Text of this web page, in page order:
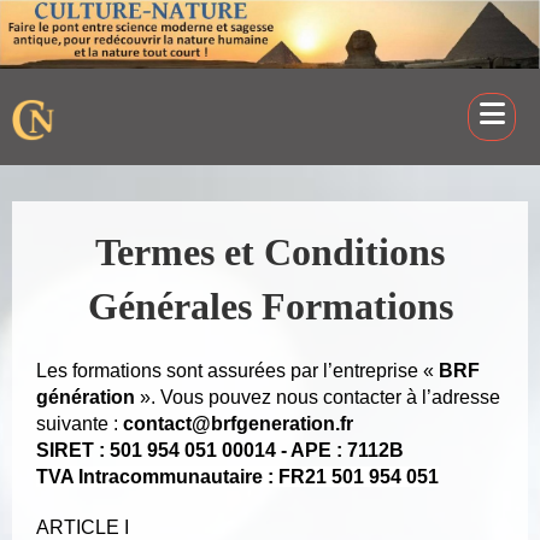
Termes et Conditions
Générales Formations
Les formations sont assurées par l’entreprise « BRF
génération ». Vous pouvez nous contacter à l’adresse
suivante : contact@brfgeneration.fr
SIRET : 501 954 051 00014 - APE : 7112B
TVA Intracommunautaire : FR21 501 954 051
ARTICLE I